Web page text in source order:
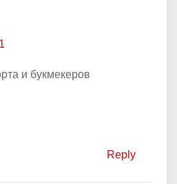
и букмекеров
Reply